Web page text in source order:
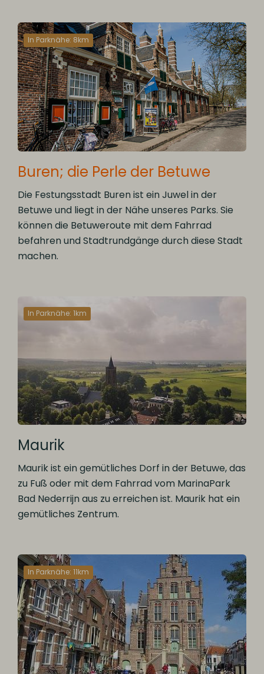
In Parknähe: 8km
Buren; die Perle der Betuwe
Die Festungsstadt Buren ist ein Juwel in der
Betuwe und liegt in der Nähe unseres Parks. Sie
können die Betuweroute mit dem Fahrrad
befahren und Stadtrundgänge durch diese Stadt
machen.
In Parknähe: 1km
Maurik
Maurik ist ein gemütliches Dorf in der Betuwe, das
zu Fuß oder mit dem Fahrrad vom MarinaPark
Bad Nederrijn aus zu erreichen ist. Maurik hat ein
gemütliches Zentrum.
In Parknähe: 11km